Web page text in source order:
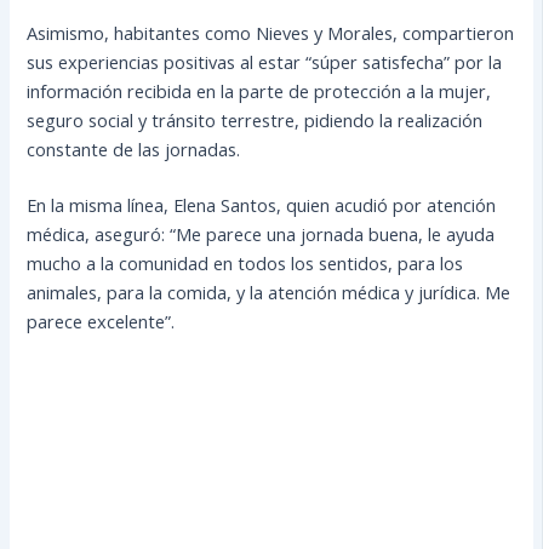
Asimismo, habitantes como Nieves y Morales, compartieron
sus experiencias positivas al estar “súper satisfecha” por la
información recibida en la parte de protección a la mujer,
seguro social y tránsito terrestre, pidiendo la realización
constante de las jornadas.
En la misma línea, Elena Santos, quien acudió por atención
médica, aseguró: “Me parece una jornada buena, le ayuda
mucho a la comunidad en todos los sentidos, para los
animales, para la comida, y la atención médica y jurídica. Me
parece excelente”.